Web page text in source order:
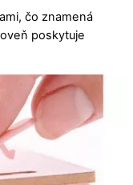
čo znamená
poskytuje